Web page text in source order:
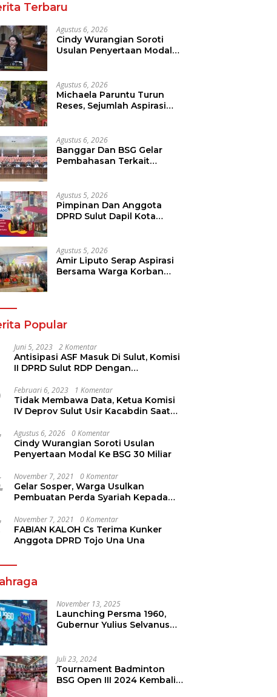
Terbaru
Agustus 6, 2026
Cindy Wurangian Soroti
Usulan Penyertaan Modal
Agustus 6, 2026
Michaela Paruntu Turun
Reses, Sejumlah Aspirasi
Agustus 6, 2026
Banggar Dan BSG Gelar
Pembahasan Terkait
Agustus 5, 2026
Pimpinan Dan Anggota
DPRD Sulut Dapil Kota
Diserap
Agustus 5, 2026
Amir Liputo Serap Aspirasi
Bersama Warga Korban
Popular
Juni 5, 2023 2 Komentar
Antisipasi ASF Masuk Di Sulut, Komisi
II DPRD Sulut RDP Dengan
Jems Tuuk
Februari 6, 2023 1 Komentar
Tidak Membawa Data, Ketua Komisi
IV Deprov Sulut Usir Kacabdin Saat
Agustus 6, 2026 0 Komentar
Cindy Wurangian Soroti Usulan
Penyertaan Modal Ke BSG 30 Miliar
November 7, 2021 0 Komentar
Gelar Sosper, Warga Usulkan
Pembuatan Perda Syariah Kepada
November 7, 2021 0 Komentar
FABIAN KALOH Cs Terima Kunker
Anggota DPRD Tojo Una Una
November 13, 2025
Launching Persma 1960,
Gubernur Yulius Selvanus
Melambai
Juli 23, 2024
Tournament Badminton
BSG Open III 2024 Kembali